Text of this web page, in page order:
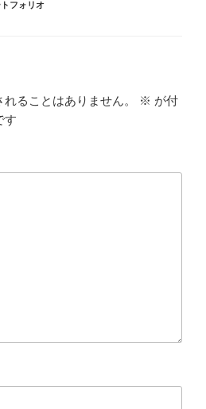
フォリオ
ることはありません。 ※ が付
す